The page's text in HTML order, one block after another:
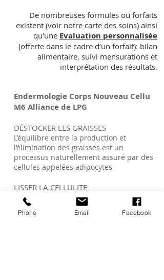
De nombreuses formules ou forfaits
existent (voir notre carte des soins) ainsi
qu'une Evaluation personnalisée
(offerte dans le cadre d’un forfait): bilan
alimentaire, suivi mensurations et
interprétation des résultats.
Endermologie Corps Nouveau Cellu
M6 Alliance de LPG
DÉSTOCKER LES GRAISSES
L’équilibre entre la production et
l’élimination des graisses est un
processus naturellement assuré par des
cellules appelées adipocytes
LISSER LA CELLULITE
La cellulite, qui touche 90 % des femmes
même les plus minces et les plus
sportives, résulte à la fois d'un stockage
Phone Email Facebook